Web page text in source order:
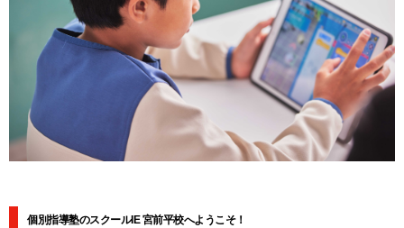
個別指導塾のスクールIE 宮前平校へようこそ！